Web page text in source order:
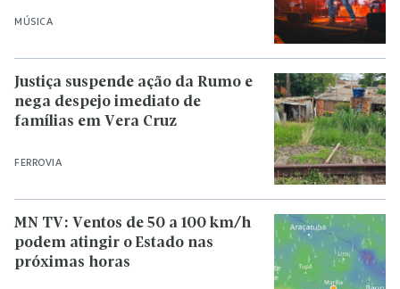
MÚSICA
FERROVIA
Justiça suspende ação da Rumo e
nega despejo imediato de
famílias em Vera Cruz
MN TV: Ventos de 50 a 100 km/h
podem atingir o Estado nas
próximas horas